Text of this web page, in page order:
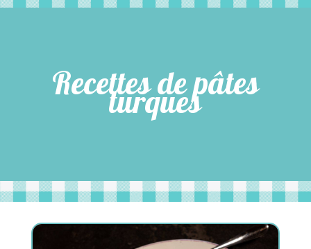
Recettes de pâtes
turques